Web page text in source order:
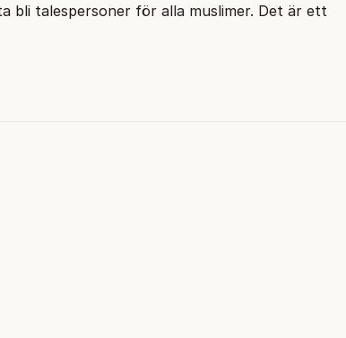
bli talespersoner för alla muslimer. Det är ett